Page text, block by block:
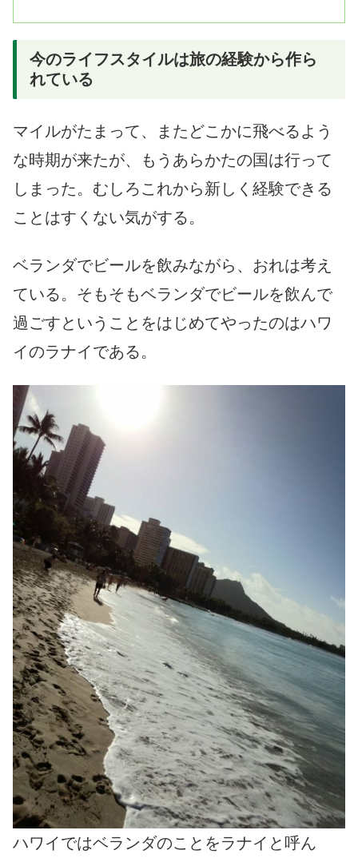
今のライフスタイルは旅の経験から作ら
れている
マイルがたまって、またどこかに飛べるよう
な時期が来たが、もうあらかたの国は行って
しまった。むしろこれから新しく経験できる
ことはすくない気がする。
ベランダでビールを飲みながら、おれは考え
ている。そもそもベランダでビールを飲んで
過ごすということをはじめてやったのはハワ
イのラナイである。
ハワイではベランダのことをラナイと呼ん